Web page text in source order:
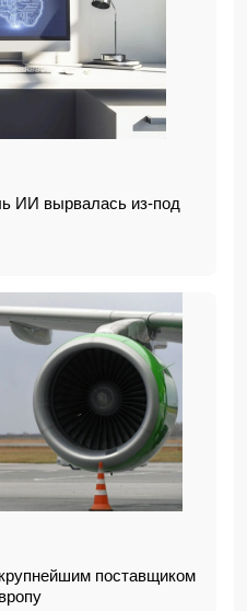
ИИ вырвалась из-под
поставщиком